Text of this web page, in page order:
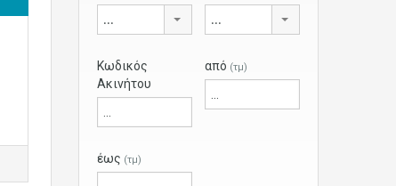
... ...
Κωδικός
Ακινήτου
από (τμ)
έως (τμ)